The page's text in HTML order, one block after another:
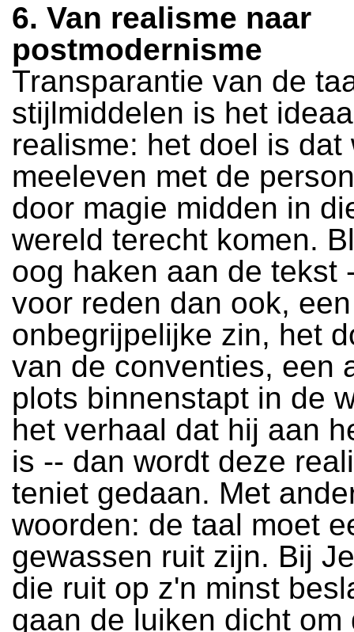
6. Van realisme naar
postmodernisme
Transparantie van de
stijlmiddelen is het
realisme: het doel is dat
meeleven met de
door magie midden in
wereld terecht komen.
oog haken aan de tekst
voor reden dan ook, een
onbegrijpelijke zin, het
van de conventies, een
plots binnenstapt in de
het verhaal dat hij aan
is -- dan wordt deze
teniet gedaan. Met
woorden: de taal moet
gewassen ruit zijn. Bij
die ruit op z'n minst
gaan de luiken dicht om